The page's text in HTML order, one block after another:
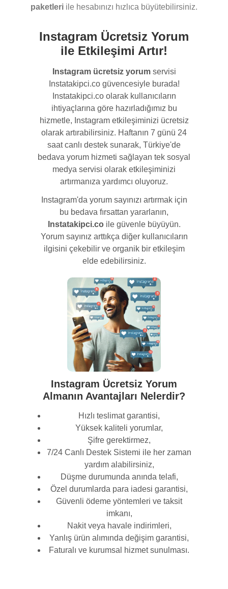
paketleri ile hesabınızı hızlıca büyütebilirsiniz.
Instagram Ücretsiz Yorum
ile Etkileşimi Artır!
Instagram ücretsiz yorumservisi
Instatakipci.co güvencesiyle burada!
Instatakipci.co olarak kullanıcıların
ihtiyaçlarına göre hazırladığımız bu
hizmetle, Instagram etkileşiminizi ücretsiz
olarak artırabilirsiniz. Haftanın 7 günü 24
saat canlı destek sunarak, Türkiye'de
bedava yorum hizmeti sağlayan tek sosyal
medya servisi olarak etkileşiminizi
artırmanıza yardımcı oluyoruz.
Instagram'da yorum sayınızı artırmak için
bu bedava fırsattan yararlanın,
Instatakipci.coile güvenle büyüyün.
Yorum sayınız arttıkça diğer kullanıcıların
ilgisini çekebilir ve organik bir etkileşim
elde edebilirsiniz.
Instagram Ücretsiz Yorum
Almanın Avantajları Nelerdir?
Hızlı teslimat garantisi,
Yüksek kaliteli yorumlar,
Şifre gerektirmez,
7/24 Canlı Destek Sistemi ile her zaman
yardım alabilirsiniz,
Düşme durumunda anında telafi,
Özel durumlarda para iadesi garantisi,
Güvenli ödeme yöntemleri ve taksit
imkanı,
Nakit veya havale indirimleri,
Yanlış ürün alımında değişim garantisi,
Faturalı ve kurumsal hizmet sunulması.